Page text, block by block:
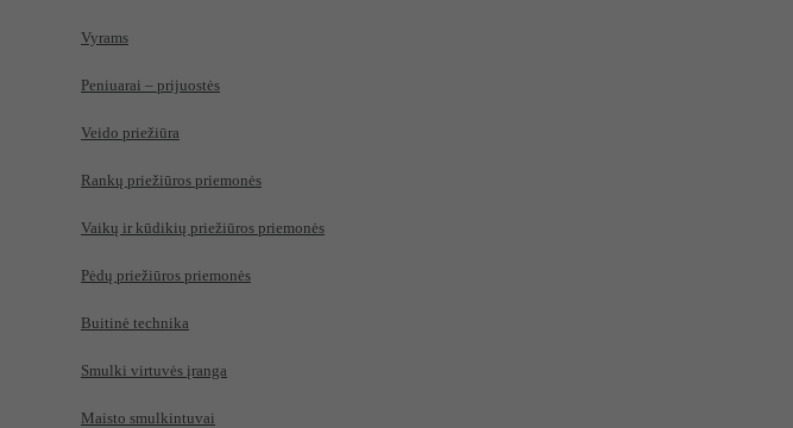
Vyrams
Peniuarai – prijuostės
Veido priežiūra
Rankų priežiūros priemonės
Vaikų ir kūdikių priežiūros priemonės
Pėdų priežiūros priemonės
Buitinė technika
Smulki virtuvės įranga
Maisto smulkintuvai